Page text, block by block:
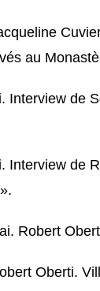
au
Interview de
Interview de
Robert
Oberti.